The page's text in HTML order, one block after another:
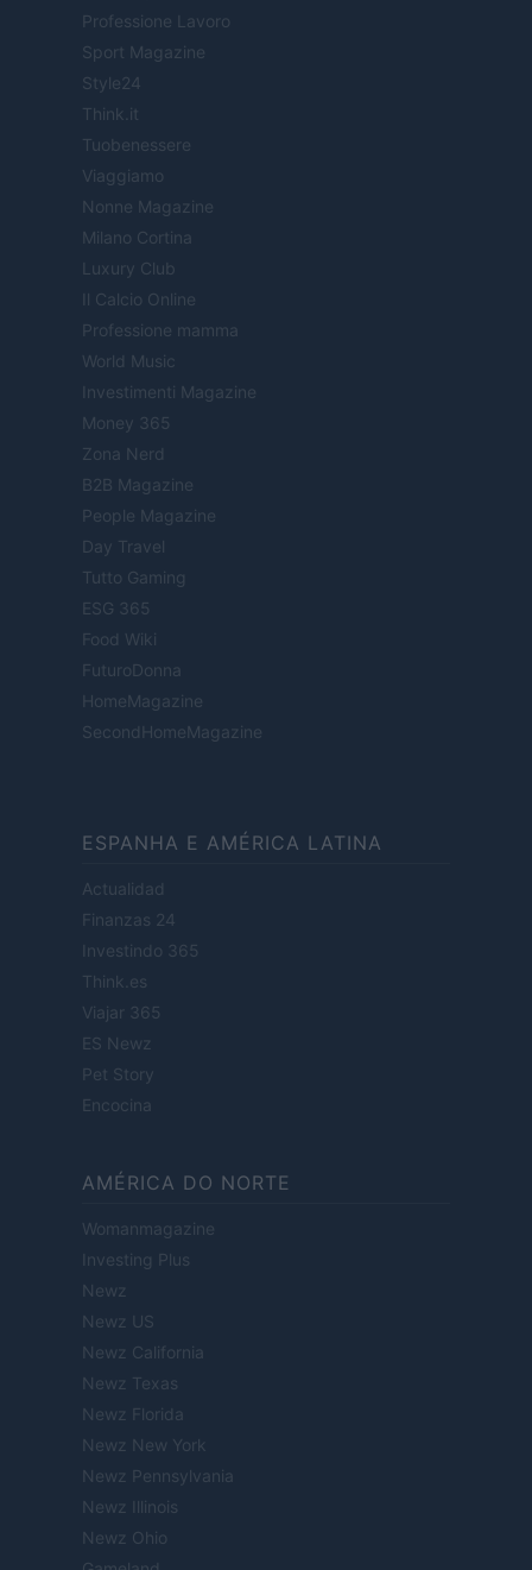
Professione Lavoro
Sport Magazine
Style24
Think.it
Tuobenessere
Viaggiamo
Nonne Magazine
Milano Cortina
Luxury Club
Il Calcio Online
Professione mamma
World Music
Investimenti Magazine
Money 365
Zona Nerd
B2B Magazine
People Magazine
Day Travel
Tutto Gaming
ESG 365
Food Wiki
FuturoDonna
HomeMagazine
SecondHomeMagazine
ESPANHA E AMÉRICA LATINA
Actualidad
Finanzas 24
Investindo 365
Think.es
Viajar 365
ES Newz
Pet Story
Encocina
AMÉRICA DO NORTE
Womanmagazine
Investing Plus
Newz
Newz US
Newz California
Newz Texas
Newz Florida
Newz New York
Newz Pennsylvania
Newz Illinois
Newz Ohio